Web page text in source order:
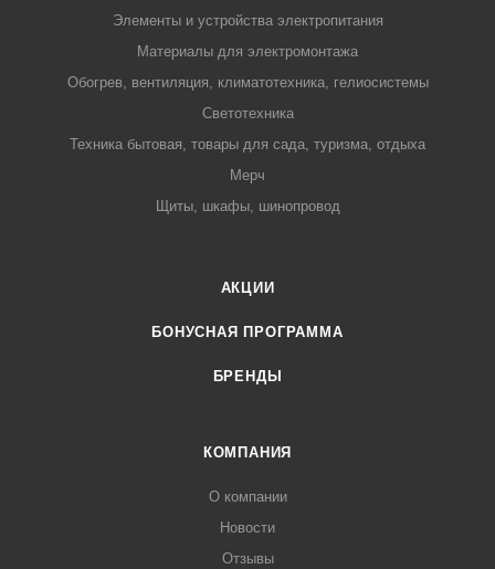
Элементы и устройства электропитания
Материалы для электромонтажа
Обогрев, вентиляция, климатотехника, гелиосистемы
Светотехника
Техника бытовая, товары для сада, туризма, отдыха
Мерч
Щиты, шкафы, шинопровод
АКЦИИ
БОНУСНАЯ ПРОГРАММА
БРЕНДЫ
КОМПАНИЯ
О компании
Новости
Отзывы